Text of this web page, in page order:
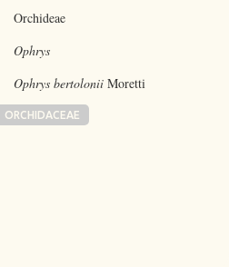
Orchideae
Ophrys
Ophrys bertoloniiMoretti
ORCHIDACEAE